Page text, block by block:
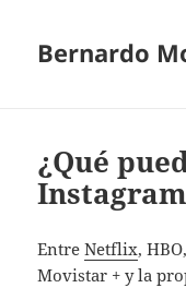
Bernardo
¿Qué
EntreNetflix,
Movistar + y la